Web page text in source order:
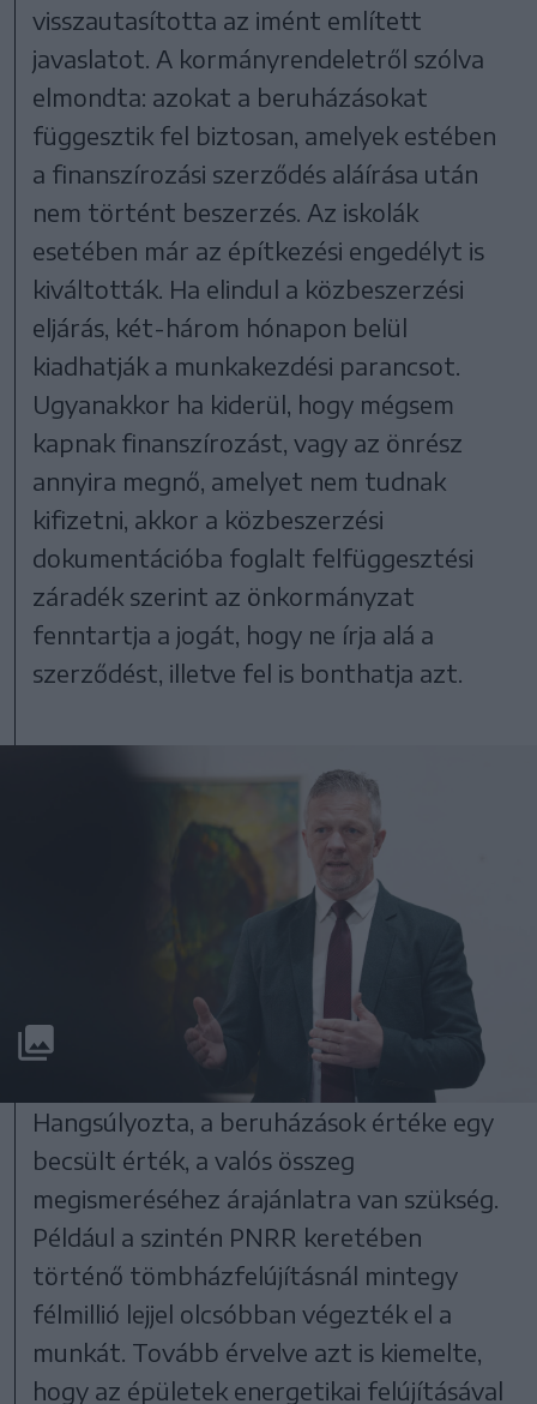
visszautasította az imént említett
javaslatot. A kormányrendeletről szólva
elmondta: azokat a beruházásokat
függesztik fel biztosan, amelyek estében
a finanszírozási szerződés aláírása után
nem történt beszerzés. Az iskolák
esetében már az építkezési engedélyt is
kiváltották. Ha elindul a közbeszerzési
eljárás, két-három hónapon belül
kiadhatják a munkakezdési parancsot.
Ugyanakkor ha kiderül, hogy mégsem
kapnak finanszírozást, vagy az önrész
annyira megnő, amelyet nem tudnak
kifizetni, akkor a közbeszerzési
dokumentációba foglalt felfüggesztési
záradék szerint az önkormányzat
fenntartja a jogát, hogy ne írja alá a
szerződést, illetve fel is bonthatja azt.
Hangsúlyozta, a beruházások értéke egy
becsült érték, a valós összeg
megismeréséhez árajánlatra van szükség.
Például a szintén PNRR keretében
történő tömbházfelújításnál mintegy
félmillió lejjel olcsóbban végezték el a
munkát. Tovább érvelve azt is kiemelte,
hogy az épületek energetikai felújításával